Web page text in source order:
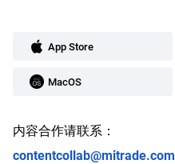
App Store
MacOS
内容合作请联系：
contentcollab@mitrade.com